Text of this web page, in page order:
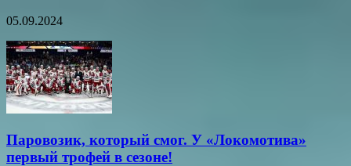
05.09.2024
Паровозик, который смог. У «Локомотива»
первый трофей в сезоне!